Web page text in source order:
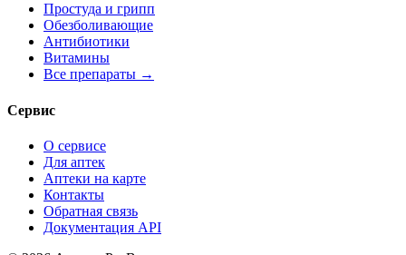
Простуда и грипп
Обезболивающие
Антибиотики
Витамины
Все препараты →
Сервис
О сервисе
Для аптек
Аптеки на карте
Контакты
Обратная связь
Документация API